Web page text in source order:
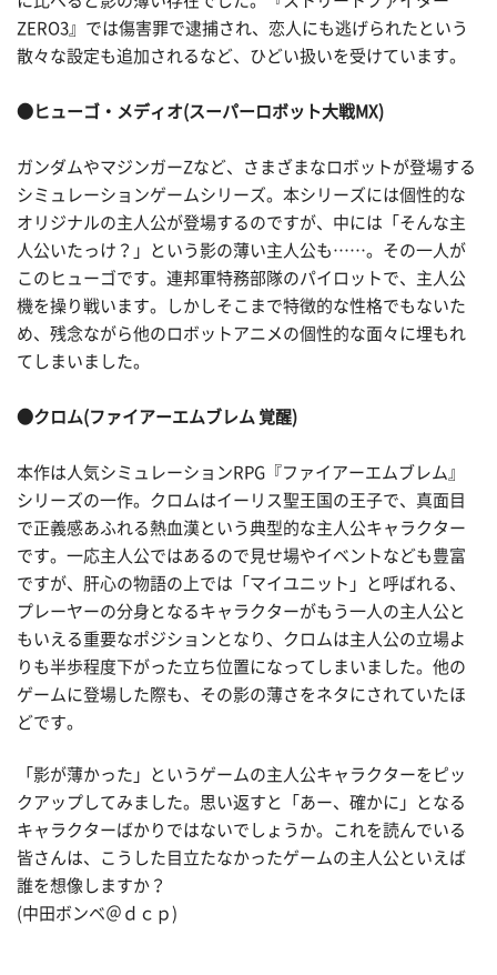
ZERO3』では傷害罪で逮捕され、恋人にも逃げられたという
散々な設定も追加されるなど、ひどい扱いを受けています。
●ヒューゴ・メディオ(スーパーロボット大戦MX)
ガンダムやマジンガーZなど、さまざまなロボットが登場する
シミュレーションゲームシリーズ。本シリーズには個性的な
オリジナルの主人公が登場するのですが、中には「そんな主
人公いたっけ？」という影の薄い主人公も……。その一人が
このヒューゴです。連邦軍特務部隊のパイロットで、主人公
機を操り戦います。しかしそこまで特徴的な性格でもないた
め、残念ながら他のロボットアニメの個性的な面々に埋もれ
てしまいました。
●クロム(ファイアーエムブレム 覚醒)
本作は人気シミュレーションRPG『ファイアーエムブレム』
シリーズの一作。クロムはイーリス聖王国の王子で、真面目
で正義感あふれる熱血漢という典型的な主人公キャラクター
です。一応主人公ではあるので見せ場やイベントなども豊富
ですが、肝心の物語の上では「マイユニット」と呼ばれる、
プレーヤーの分身となるキャラクターがもう一人の主人公と
もいえる重要なポジションとなり、クロムは主人公の立場よ
りも半歩程度下がった立ち位置になってしまいました。他の
ゲームに登場した際も、その影の薄さをネタにされていたほ
どです。
「影が薄かった」というゲームの主人公キャラクターをピッ
クアップしてみました。思い返すと「あー、確かに」となる
キャラクターばかりではないでしょうか。これを読んでいる
皆さんは、こうした目立たなかったゲームの主人公といえば
誰を想像しますか？
(中田ボンベ＠ｄｃｐ)